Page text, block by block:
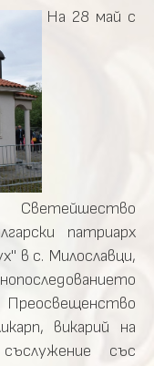
На 28 май с
Светейшество
патриарх
в с. Милославци,
Преосвещенство
викарий
на
съслужение
със